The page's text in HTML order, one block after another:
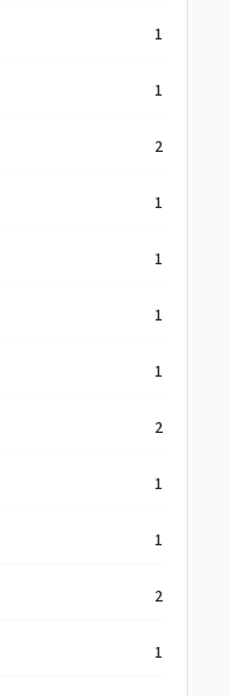
1
1
2
1
1
1
1
2
1
1
2
1